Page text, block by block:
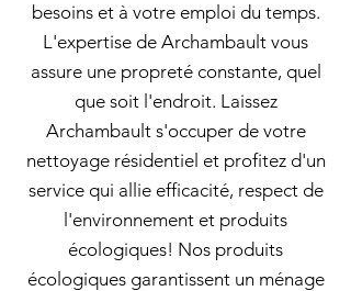
besoins et à votre emploi du temps.
L'expertise de Archambault vous
assure une propreté constante, quel
que soit l'endroit. Laissez
Archambault s'occuper de votre
nettoyage résidentiel et profitez d'un
service qui allie efficacité, respect de
l'environnement et produits
écologiques! Nos produits
écologiques garantissent un ménage